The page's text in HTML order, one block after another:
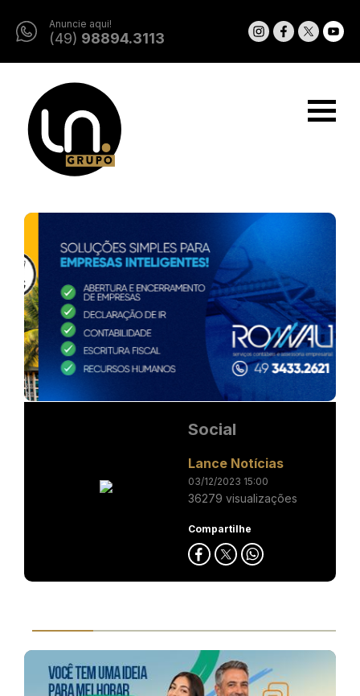
Anuncie aqui!
(49) 98894.3113
Social
Lance Notícias
03/12/2023 15:00
36279 visualizações
Compartilhe